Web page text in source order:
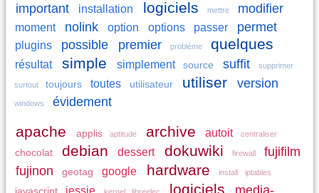
important installation logiciels mettre modifier
moment nolink option options passer permet
plugins possible premier problème quelques
résultat simple simplement source suffit supprimer
surtout toujours toutes utilisateur utiliser version
windows évidement
apache applis aptitude archive autoit centraliser
chocolat debian dessert dokuwiki firewall
fujifilm
fujinon
geotag google hardware install iptables
jessie logiciels
media-